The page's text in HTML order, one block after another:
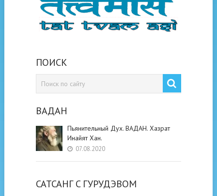
ПОИСК
ВАДАН
Пьянительный Дух. ВАДАН. Хазрат
Инайят Хан.
07.08.2020
САТСАНГ C ГУРУДЭВОМ